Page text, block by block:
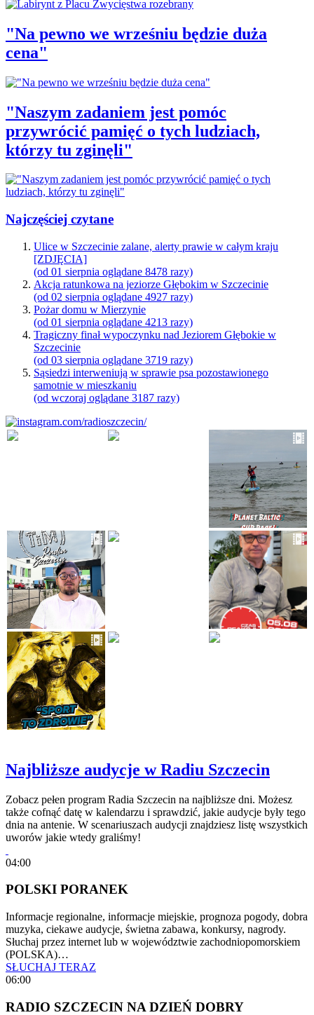
"Na pewno we wrześniu będzie duża
cena"
"Naszym zadaniem jest pomóc
przywrócić pamięć o tych ludziach,
którzy tu zginęli"
Najczęściej czytane
Ulice w Szczecinie zalane, alerty prawie w całym kraju
[ZDJĘCIA]
(od 01 sierpnia oglądane 8478 razy)
Akcja ratunkowa na jeziorze Głębokim w Szczecinie
(od 02 sierpnia oglądane 4927 razy)
Pożar domu w Mierzynie
(od 01 sierpnia oglądane 4213 razy)
Tragiczny finał wypoczynku nad Jeziorem Głębokie w
Szczecinie
(od 03 sierpnia oglądane 3719 razy)
Sąsiedzi interweniują w sprawie psa pozostawionego
samotnie w mieszkaniu
(od wczoraj oglądane 3187 razy)
Najbliższe audycje w Radiu Szczecin
Zobacz pełen program Radia Szczecin na najbliższe dni. Możesz
także cofnąć datę w kalendarzu i sprawdzić, jakie audycje były tego
dnia na antenie. W scenariuszach audycji znajdziesz listę wszystkich
uworów jakie wtedy graliśmy!
04:00
POLSKI PORANEK
Informacje regionalne, informacje miejskie, prognoza pogody, dobra
muzyka, ciekawe audycje, świetna zabawa, konkursy, nagrody.
Słuchaj przez internet lub w województwie zachodniopomorskiem
(POLSKA)…
SŁUCHAJ TERAZ
06:00
RADIO SZCZECIN NA DZIEŃ DOBRY